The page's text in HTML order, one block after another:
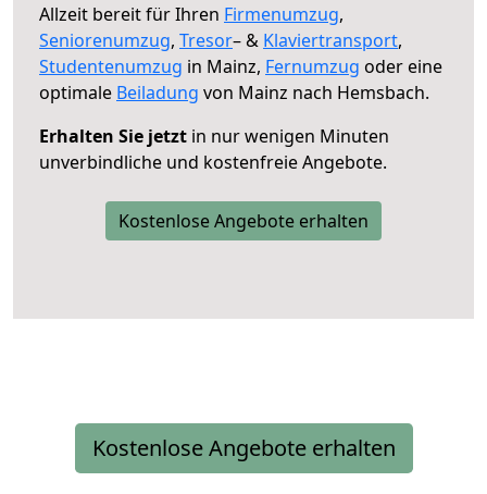
Allzeit bereit für Ihren Firmenumzug,
Seniorenumzug, Tresor– & Klaviertransport,
Studentenumzug in Mainz, Fernumzug oder eine
optimale Beiladung von Mainz nach Hemsbach.
Erhalten Sie jetzt in nur wenigen Minuten
unverbindliche und kostenfreie Angebote.
Kostenlose Angebote erhalten
Kostenlose Angebote erhalten